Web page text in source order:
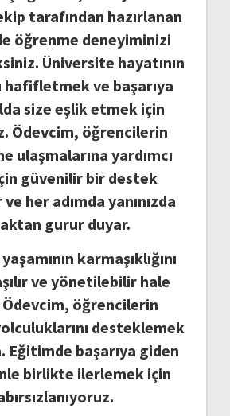
tarafından hazırlanan
öğrenme deneyiminizi
Üniversite hayatının
ve başarıya
size eşlik etmek için
Ödevcim, öğrencilerin
ulaşmalarına yardımcı
güvenilir bir destek
ve her adımda yanınızda
gurur duyar.
karmaşıklığını
ve yönetilebilir hale
öğrencilerin
desteklemek
Eğitimde başarıya giden
birlikte ilerlemek için